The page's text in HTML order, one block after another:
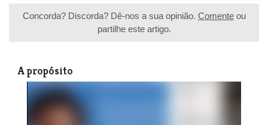
Concorda? Discorda? Dê-nos a sua opinião. Comenteou
partilhe este artigo.
A propósito